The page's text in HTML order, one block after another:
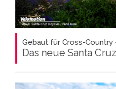
Gebaut für Cross-Country
Das neue Santa